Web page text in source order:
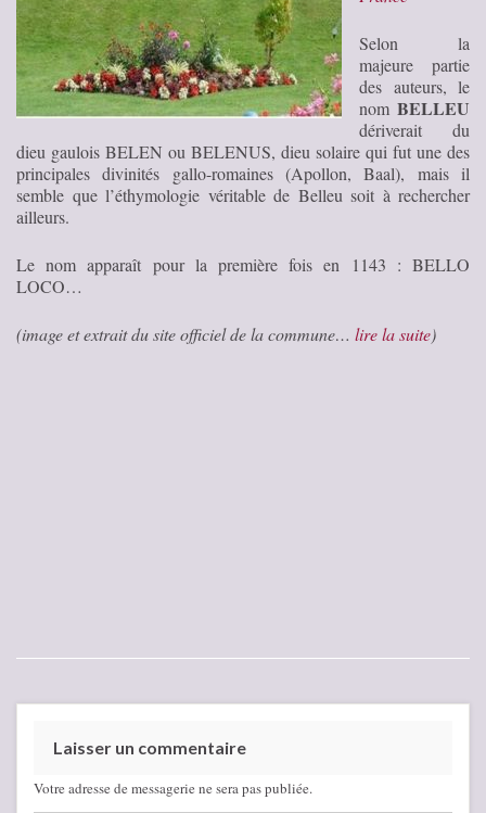
Selon la
majeure partie
des auteurs, le
nom BELLEU
dériverait du
dieu gaulois BELEN ou BELENUS, dieu solaire qui fut une des
principales divinités gallo-romaines (Apollon, Baal), mais il
semble que l’éthymologie véritable de Belleu soit à rechercher
ailleurs.
Le nom apparaît pour la première fois en 1143 : BELLO
LOCO…
(image et extrait du site officiel de la commune… lire la suite)
Laisser un commentaire
Votre adresse de messagerie ne sera pas publiée.